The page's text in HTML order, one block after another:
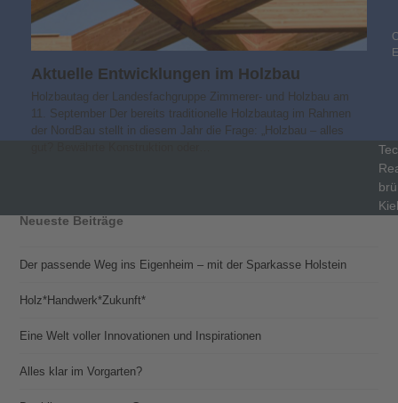
Aktuelle Entwicklungen im Holzbau
Holzbautag der Landesfachgruppe Zimmerer- und Holzbau am
11. September Der bereits traditionelle Holzbautag im Rahmen
der NordBau stellt in diesem Jahr die Frage: „Holzbau – alles
Neueste Beiträge
Der passende Weg ins Eigenheim – mit der Sparkasse Holstein
Holz*Handwerk*Zukunft*
Eine Welt voller Innovationen und Inspirationen
Alles klar im Vorgarten?
Kiel